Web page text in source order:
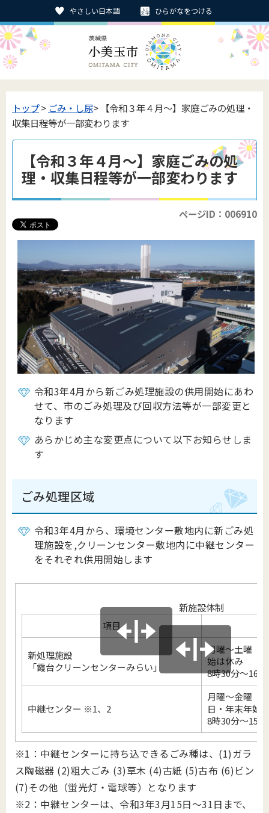
やさしい日本語 ひらがなをつける
トップ> ごみ・し尿> 【令和３年４月～】家庭ごみの処理・
収集日程等が一部変わります
【令和３年４月～】家庭ごみの処
理・収集日程等が一部変わります
ページID：006910
令和3年4月から新ごみ処理施設の供用開始にあわ
せて、市のごみ処理及び回収方法等が一部変更と
なります
あらかじめ主な変更点について以下お知らせしま
す
ごみ処理区域
令和3年4月から、環境センター敷地内に新ごみ処
理施設を,クリーンセンター敷地内に中継センター
をそれぞれ供用開始します
新施設体制
項目
新処理施設
「霞台クリーンセンターみらい」
月曜～土曜（
始は休み
8時30分～16
中継センター ※1、2
月曜～金曜（
日・年末年始
8時30分～15
※1：中継センターに持ち込できるごみ種は、(1)ガラ
ス陶磁器 (2)粗大ごみ (3)草木 (4)古紙 (5)古布 (6)ビン
(7)その他（蛍光灯・電球等）となります
※2：中継センターは、令和3年3月15日～31日まで、